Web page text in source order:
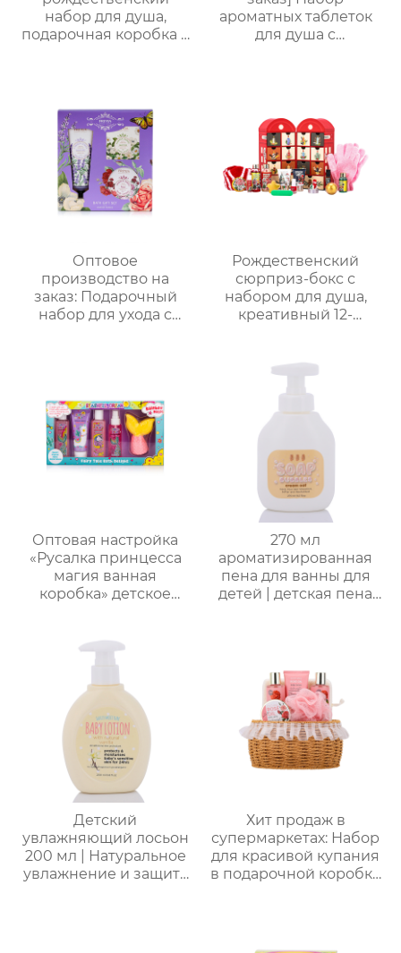
набор для душа,
подарочная коробка с
коллекция из 5
предметов
ароматных таблеток
для душа с
(лаванда/роза/кокос-
мята и др.) |
Подарочные наборы
для отелей и SPA
Оптовое
производство на
заказ: Подарочный
набор для ухода с
для расслабления
женщин, мам и
подруг.
Рождественский
сюрприз-бокс с
набором для душа,
креативный 12-
будки, ароматный
подарочный набор
Оптовая настройка
«Русалка принцесса
магия ванная
коробка» детское
душа с ванильным
ароматом + бомбочка
“Рыбий хвост” + пена
для ванны｜ODM под
заказ, прямые
поставки с фабрики
270 мл
ароматизированная
пена для ванны для
детей | детская пена
овсянка) | подходит
для младенцев и
маленьких детей с
чувствительной
кожей
Детский
увлажняющий лосьон
200 мл | Натуральное
увлажнение и защита
Хит продаж в
супермаркетах: Набор
для красивой купания
в подарочной коробке